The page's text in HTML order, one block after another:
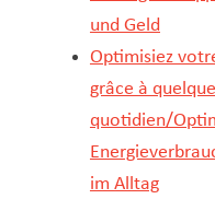
und Geld
Optimisiez
grâce à
quotidien/
im Alltag